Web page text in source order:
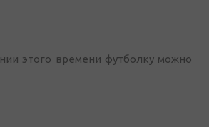
этого времени футболку можно